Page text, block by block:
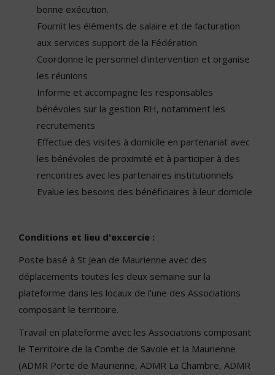
bonne exécution.
Fournit les éléments de salaire et de facturation
aux services support de la Fédération
Coordonne le personnel d'intervention et organise
les réunions
Informe et accompagne les responsables
bénévoles sur la gestion RH, notamment les
recrutements
Effectue des visites à domicile en partenariat avec
les bénévoles de proximité et à participer à des
rencontres avec les partenaires institutionnels
Evalue les besoins des bénéficiaires à leur domicile
Conditions et lieu d'excercie :
Poste basé à St Jean de Maurienne avec des
déplacements toutes les deux semaine sur la
plateforme dans les locaux de l'une des Associations
composant le territoire.
Travail en plateforme avec les Associations composant
le Territoire de la Combe de Savoie et la Maurienne
(ADMR Porte de Maurienne, ADMR La Chambre, ADMR